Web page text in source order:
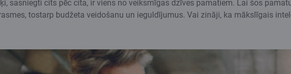
sasniegti cits pēc cita, ir viens no veiksmīgas dzīves pamatiem. Lai šos
tostarp budžeta veidošanu un ieguldījumus. Vai zināji, ka mākslīgais